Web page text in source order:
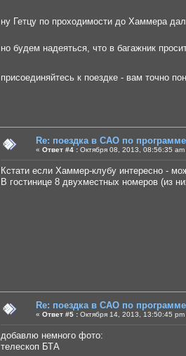
ну Гетцу по проходимости до Хаммера
но будем надеяться, что в багажник
присоединяйтесь к поездке - вам точно
Re: поездка в САО по
« Ответ #4 : Октября 08, 2013, 08:56:35 am
Кстати если Хаммер-клубу интересно -
В гостинице 8 двухместных номеров (из
Re: поездка в САО по
« Ответ #5 : Октября 14, 2013, 13:50:45 pm
добавлю немного фото:
телескоп БТА